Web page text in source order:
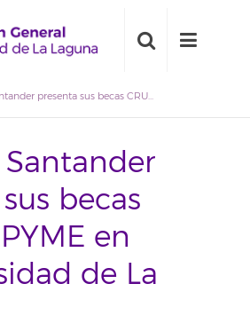
El Banco Santander presenta sus becas CRUE CEPYME en la Universidad de La Laguna
becas
en
de La